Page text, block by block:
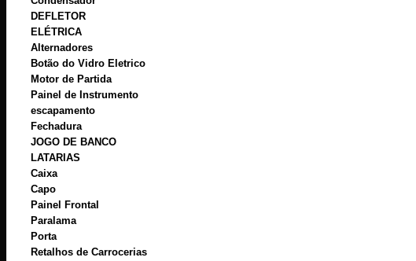
DEFLETOR
ELÉTRICA
Alternadores
Botão do Vidro Eletrico
Motor de Partida
Painel de Instrumento
escapamento
Fechadura
JOGO DE BANCO
LATARIAS
Caixa
Capo
Painel Frontal
Paralama
Porta
Retalhos de Carrocerias